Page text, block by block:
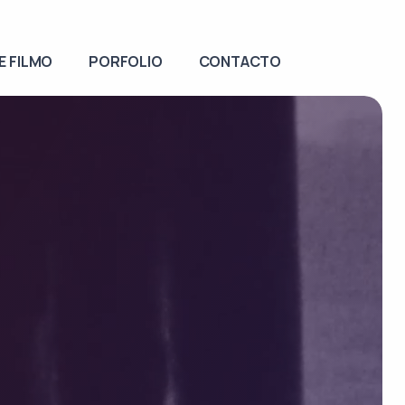
FILMO PORFOLIO CONTACTO